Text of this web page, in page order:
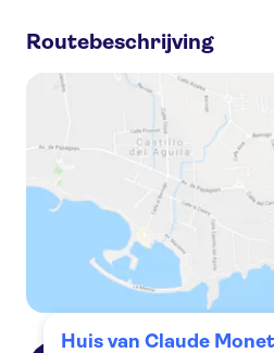
Versailles en Giverny in één dag vanaf
Versailles en Giverny dagtrip voor
Routebeschrijving
Huis van Claude Monet